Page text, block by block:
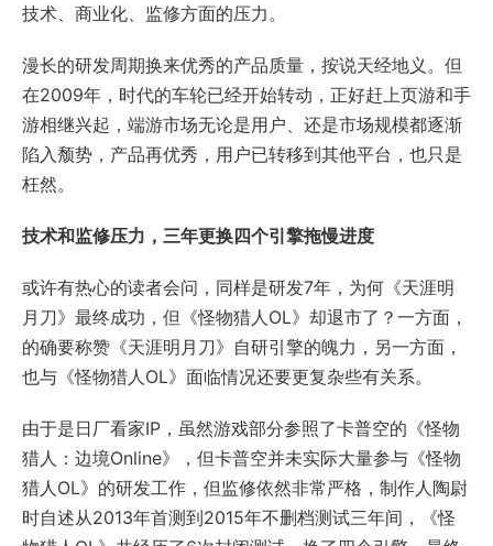
技术、商业化、监修方面的压力。
漫长的研发周期换来优秀的产品质量，按说天经地义。但
在2009年，时代的车轮已经开始转动，正好赶上页游和手
游相继兴起，端游市场无论是用户、还是市场规模都逐渐
陷入颓势，产品再优秀，用户已转移到其他平台，也只是
枉然。
技术和监修压力，三年更换四个引擎拖慢进度
或许有热心的读者会问，同样是研发7年，为何《天涯明
月刀》最终成功，但《怪物猎人OL》却退市了？一方面，
的确要称赞《天涯明月刀》自研引擎的魄力，另一方面，
也与《怪物猎人OL》面临情况还要更复杂些有关系。
由于是日厂看家IP，虽然游戏部分参照了卡普空的《怪物
猎人：边境Online》，但卡普空并未实际大量参与《怪物
猎人OL》的研发工作，但监修依然非常严格，制作人陶尉
时自述从2013年首测到2015年不删档测试三年间，《怪